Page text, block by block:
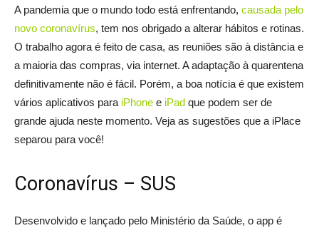
A pandemia que o mundo todo está enfrentando, causada pelo
novo coronavírus, tem nos obrigado a alterar hábitos e rotinas.
O trabalho agora é feito de casa, as reuniões são à distância e
a maioria das compras, via internet. A adaptação à quarentena
definitivamente não é fácil. Porém, a boa notícia é que existem
vários aplicativos para iPhone e iPad que podem ser de
grande ajuda neste momento. Veja as sugestões que a iPlace
separou para você!
Coronavírus – SUS
Desenvolvido e lançado pelo Ministério da Saúde, o app é